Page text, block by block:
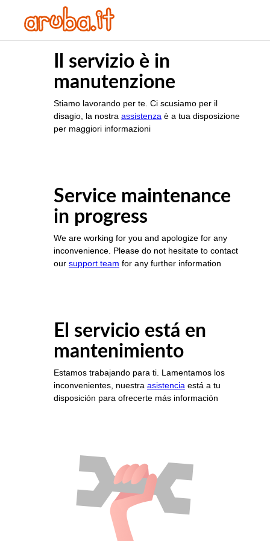
Il servizio è in
manutenzione
Stiamo lavorando per te. Ci scusiamo per il
disagio, la nostra assistenza è a tua disposizione
per maggiori informazioni
Service maintenance
in progress
We are working for you and apologize for any
inconvenience. Please do not hesitate to contact
our support team for any further information
El servicio está en
mantenimiento
Estamos trabajando para ti. Lamentamos los
inconvenientes, nuestra asistencia está a tu
disposición para ofrecerte más información